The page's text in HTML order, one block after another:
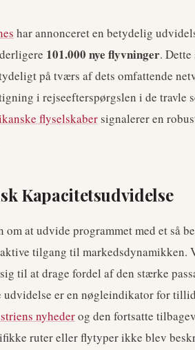
har annonceret en betydelig
101.000 nye flyvninger.
på tværs af dets omfattende
i rejseefterspørgslen i de travle
flyselskabersignalerer en
Kapacitetsudvidelse
om at udvide programmet med et så
tilgang til markedsdynamikken.
til at drage fordel af den stærke
udvidelse er en nøgleindikator for
nyhederog den fortsatte
ruter eller flytyper ikke blev